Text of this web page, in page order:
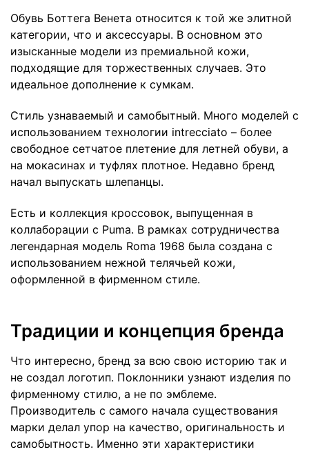
Обувь Боттега Венета относится к той же элитной
категории, что и аксессуары. В основном это
изысканные модели из премиальной кожи,
подходящие для торжественных случаев. Это
идеальное дополнение к сумкам.
Стиль узнаваемый и самобытный. Много моделей с
использованием технологии intrecciato – более
свободное сетчатое плетение для летней обуви, а
на мокасинах и туфлях плотное. Недавно бренд
начал выпускать шлепанцы.
Есть и коллекция кроссовок, выпущенная в
коллаборации с Puma. В рамках сотрудничества
легендарная модель Roma 1968 была создана с
использованием нежной телячьей кожи,
оформленной в фирменном стиле.
Традиции и концепция бренда
Что интересно, бренд за всю свою историю так и
не создал логотип. Поклонники узнают изделия по
фирменному стилю, а не по эмблеме.
Производитель с самого начала существования
марки делал упор на качество, оригинальность и
самобытность. Именно эти характеристики